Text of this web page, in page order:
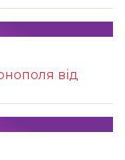
від